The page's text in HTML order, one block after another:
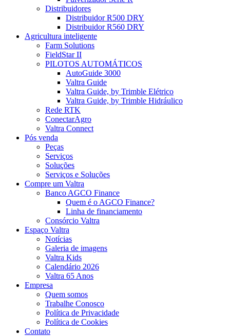
Distribuidores
Distribuidor R500 DRY
Distribuidor R560 DRY
Agricultura inteligente
Farm Solutions
FieldStar II
PILOTOS AUTOMÁTICOS
AutoGuide 3000
Valtra Guide
Valtra Guide, by Trimble Elétrico
Valtra Guide, by Trimble Hidráulico
Rede RTK
ConectarAgro
Valtra Connect
Pós venda
Peças
Serviços
Soluções
Serviços e Soluções
Compre um Valtra
Banco AGCO Finance
Quem é o AGCO Finance?
Linha de financiamento
Consórcio Valtra
Espaço Valtra
Notícias
Galeria de imagens
Valtra Kids
Calendário 2026
Valtra 65 Anos
Empresa
Quem somos
Trabalhe Conosco
Política de Privacidade
Política de Cookies
Contato